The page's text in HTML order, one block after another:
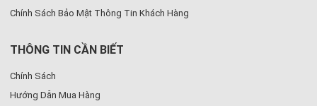
Chính Sách Bảo Mật Thông Tin Khách Hàng
THÔNG TIN CẦN BIẾT
Chính Sách
Hướng Dẫn Mua Hàng